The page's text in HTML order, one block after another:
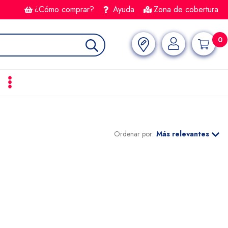
¿Cómo comprar? Ayuda Zona de cobertura
0
Ordenar por: Más relevantes